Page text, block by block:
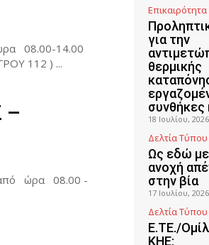
08.00-14.00
112 ) ...
–
ώρα 08.00 -
Επικαιρότητα
για την
θερμικής
18 Ιουλίου, 2026
Δελτία
Ως εδώ
ανοχή
στην βία
17 Ιουλίου, 2026
Δελτία
Ε.ΤΕ./
ΚΗΕ: